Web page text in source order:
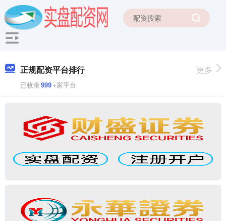
正规配资平台排行
已收录999+家平台
更多